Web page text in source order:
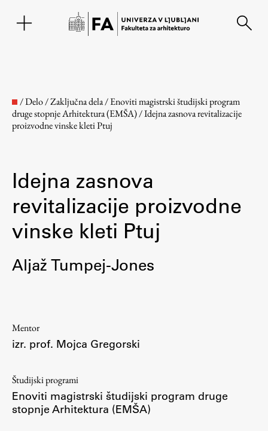
Fakulteta
O fakulteti
Osebje
Knjižnica
Mednarodno sodelovanje
Konzorciji
Tržna dejavnost
Kontakti
/Delo/Zaključna dela/Enoviti magistrski študijski program
druge stopnje Arhitektura (EMŠA)/Idejna zasnova revitalizacije
proizvodne vinske kleti Ptuj
Idejna zasnova
revitalizacije proizvodne
vinske kleti Ptuj
Aljaž Tumpej-Jones
Mentor
izr. prof. Mojca Gregorski
Študijski programi
Enoviti magistrski študijski program druge
stopnje Arhitektura (EMŠA)